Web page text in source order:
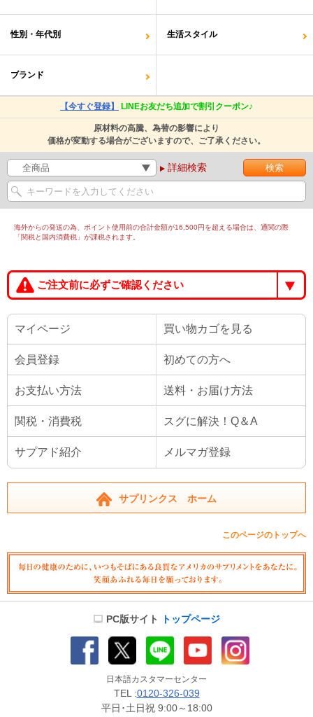
性別・年代別 生活スタイル
ブランド
【今すぐ登録】 LINEお友だち追加で割引クーポン♪
原材料の高騰、為替の影響により
価格が変動する場合がございますので、ご了承ください。
詳細検索
海外からの発送の為、ポイント使用前の合計金額が16,500円を超える場合は、通関の際
「関税と国内消費税」が課税されます。
ご注文前に必ずご確認ください
マイページ 買い物カゴを見る
会員登録 初めての方へ
お支払い方法 送料・お届け方法
関税・消費税 スグに解決！Q＆A
サプアド紹介 メルマガ登録
サプリンクス ホーム
このページのトップへ
PC版サイト トップページ
日本語カスタマーセンター
TEL :0120-326-039
平日･土日祝 9:00～18:00